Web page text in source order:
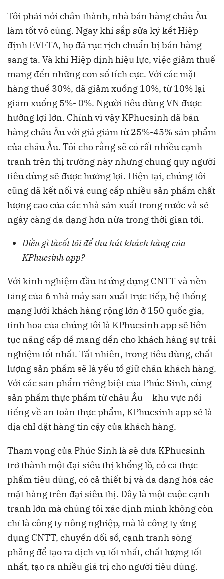
Tôi phải nói chân thành, nhà bán hàng châu Âu
làm tốt vô cùng. Ngay khi sắp sửa ký kết Hiệp
định EVFTA, họ đã rục rịch chuẩn bị bán hàng
sang ta. Và khi Hiệp định hiệu lực, việc giảm thuế
mang đến những con số tích cực. Với các mặt
hàng thuế 30%, đã giảm xuống 10%, từ 10% lại
giảm xuống 5%- 0%. Người tiêu dùng VN được
hưởng lợi lớn. Chính vì vậy KPhucsinh đã bán
hàng châu Âu với giá giảm từ 25%-45% sản phẩm
của châu Âu. Tôi cho rằng sẽ có rất nhiều cạnh
tranh trên thị trường này nhưng chung quy người
tiêu dùng sẽ được hưởng lợi. Hiện tại, chúng tôi
cũng đã kết nối và cung cấp nhiều sản phẩm chất
lượng cao của các nhà sản xuất trong nước và sẽ
ngày càng đa dạng hơn nữa trong thời gian tới.
Điều gì làcốt lõi để thu hút khách hàng của
KPhucsinh app?
Với kinh nghiệm đầu tư ứng dụng CNTT và nền
tảng của 6 nhà máy sản xuất trực tiếp, hệ thống
mạng lưới khách hàng rộng lớn ở 150 quốc gia,
tinh hoa của chúng tôi là KPhucsinh app sẽ liên
tục nâng cấp để mang đến cho khách hàng sự trải
nghiệm tốt nhất. Tất nhiên, trong tiêu dùng, chất
lượng sản phẩm sẽ là yếu tố giữ chân khách hàng.
Với các sản phẩm riêng biệt của Phúc Sinh, cùng
sản phẩm thực phẩm từ châu Âu – khu vực nổi
tiếng về an toàn thực phẩm, KPhucsinh app sẽ là
địa chỉ đặt hàng tin cậy của khách hàng.
Tham vọng của Phúc Sinh là sẽ đưa KPhucsinh
trở thành một đại siêu thị khổng lồ, có cả thực
phẩm tiêu dùng, có cả thiết bị và đa dạng hóa các
mặt hàng trên đại siêu thị. Đây là một cuộc cạnh
tranh lớn mà chúng tôi xác định mình không còn
chỉ là công ty nông nghiệp, mà là công ty ứng
dụng CNTT, chuyển đổi số, cạnh tranh sòng
phẳng để tạo ra dịch vụ tốt nhất, chất lượng tốt
nhất, tạo ra nhiều giá trị cho người tiêu dùng.